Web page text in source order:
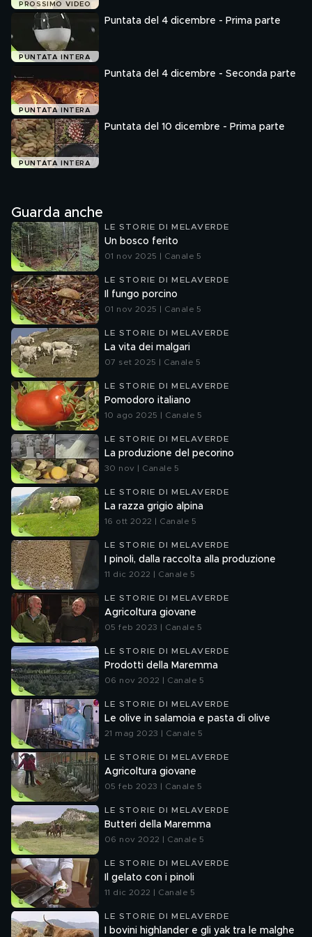
PROSSIMO VIDEO
PUNTATA INTERA
Puntata del 4 dicembre - Prima parte
PUNTATA INTERA
Puntata del 4 dicembre - Seconda parte
PUNTATA INTERA
Puntata del 10 dicembre - Prima parte
Guarda anche
LE STORIE DI MELAVERDE
Un bosco ferito
01 nov 2025 | Canale 5
LE STORIE DI MELAVERDE
Il fungo porcino
01 nov 2025 | Canale 5
LE STORIE DI MELAVERDE
La vita dei malgari
07 set 2025 | Canale 5
LE STORIE DI MELAVERDE
Pomodoro italiano
10 ago 2025 | Canale 5
LE STORIE DI MELAVERDE
La produzione del pecorino
30 nov | Canale 5
LE STORIE DI MELAVERDE
La razza grigio alpina
16 ott 2022 | Canale 5
LE STORIE DI MELAVERDE
I pinoli, dalla raccolta alla produzione
11 dic 2022 | Canale 5
LE STORIE DI MELAVERDE
Agricoltura giovane
05 feb 2023 | Canale 5
LE STORIE DI MELAVERDE
Prodotti della Maremma
06 nov 2022 | Canale 5
LE STORIE DI MELAVERDE
Le olive in salamoia e pasta di olive
21 mag 2023 | Canale 5
LE STORIE DI MELAVERDE
Agricoltura giovane
05 feb 2023 | Canale 5
LE STORIE DI MELAVERDE
Butteri della Maremma
06 nov 2022 | Canale 5
LE STORIE DI MELAVERDE
Il gelato con i pinoli
11 dic 2022 | Canale 5
LE STORIE DI MELAVERDE
I bovini highlander e gli yak tra le malghe